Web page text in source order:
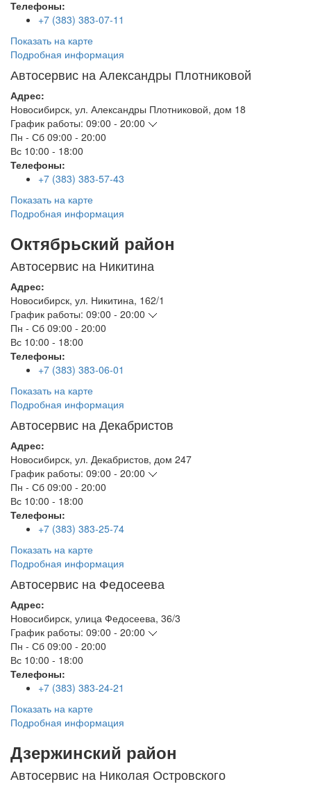
Телефоны:
+7 (383) 383-07-11
Показать на карте
Подробная информация
Автосервис на Александры Плотниковой
Адрес:
Новосибирск, ул. Александры Плотниковой, дом 18
График работы: 09:00 - 20:00
Пн - Сб 09:00 - 20:00
Вс 10:00 - 18:00
Телефоны:
+7 (383) 383-57-43
Показать на карте
Подробная информация
Октябрьский район
Автосервис на Никитина
Адрес:
Новосибирск, ул. Никитина, 162/1
График работы: 09:00 - 20:00
Пн - Сб 09:00 - 20:00
Вс 10:00 - 18:00
Телефоны:
+7 (383) 383-06-01
Показать на карте
Подробная информация
Автосервис на Декабристов
Адрес:
Новосибирск, ул. Декабристов, дом 247
График работы: 09:00 - 20:00
Пн - Сб 09:00 - 20:00
Вс 10:00 - 18:00
Телефоны:
+7 (383) 383-25-74
Показать на карте
Подробная информация
Автосервис на Федосеева
Адрес:
Новосибирск, улица Федосеева, 36/3
График работы: 09:00 - 20:00
Пн - Сб 09:00 - 20:00
Вс 10:00 - 18:00
Телефоны:
+7 (383) 383-24-21
Показать на карте
Подробная информация
Дзержинский район
Автосервис на Николая Островского